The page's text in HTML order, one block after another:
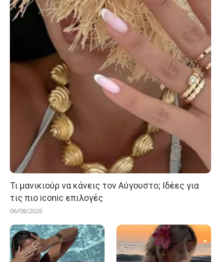
Τι μανικιούρ να κάνεις τον Αύγουστο; Ιδέες για
τις πιο iconic επιλογές
06/08/2026